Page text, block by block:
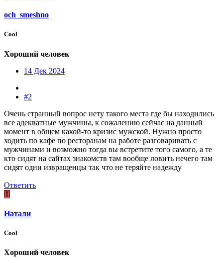
och_smeshno
Cool
Хороший человек
14 Дек 2024
#2
Очень странный вопрос нету такого места где бы находились
все адекватные мужчины, к сожалению сейчас на данный
момент в общем какой-то кризис мужской. Нужно просто
ходить по кафе по ресторанам на работе разговаривать с
мужчинами и возможно тогда вы встретите того самого, а те
кто сидят на сайтах знакомств там вообще ловить нечего там
сидят одни извращенцы так что не теряйте надежду
Ответить
Н
Натали
Cool
Хороший человек